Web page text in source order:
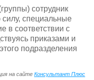
сотрудник
специальные
в соответствии с
приказами и
подразделения
на сайтеКонсультант Плюс